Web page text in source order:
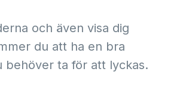
och även visa dig
du att ha en bra
behöver ta för att lyckas.